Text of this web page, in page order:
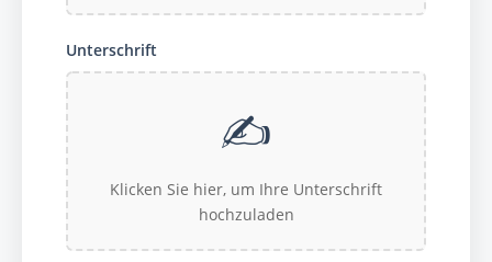
Unterschrift
✍️
Klicken Sie hier, um Ihre Unterschrift
hochzuladen